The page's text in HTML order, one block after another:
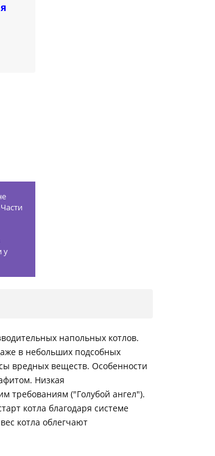
у
напольных котлов.
в небольших подсобных
вредных веществ. Особенности
Низкая
требованиям ("Голубой ангел").
котла благодаря системе
котла облегчают